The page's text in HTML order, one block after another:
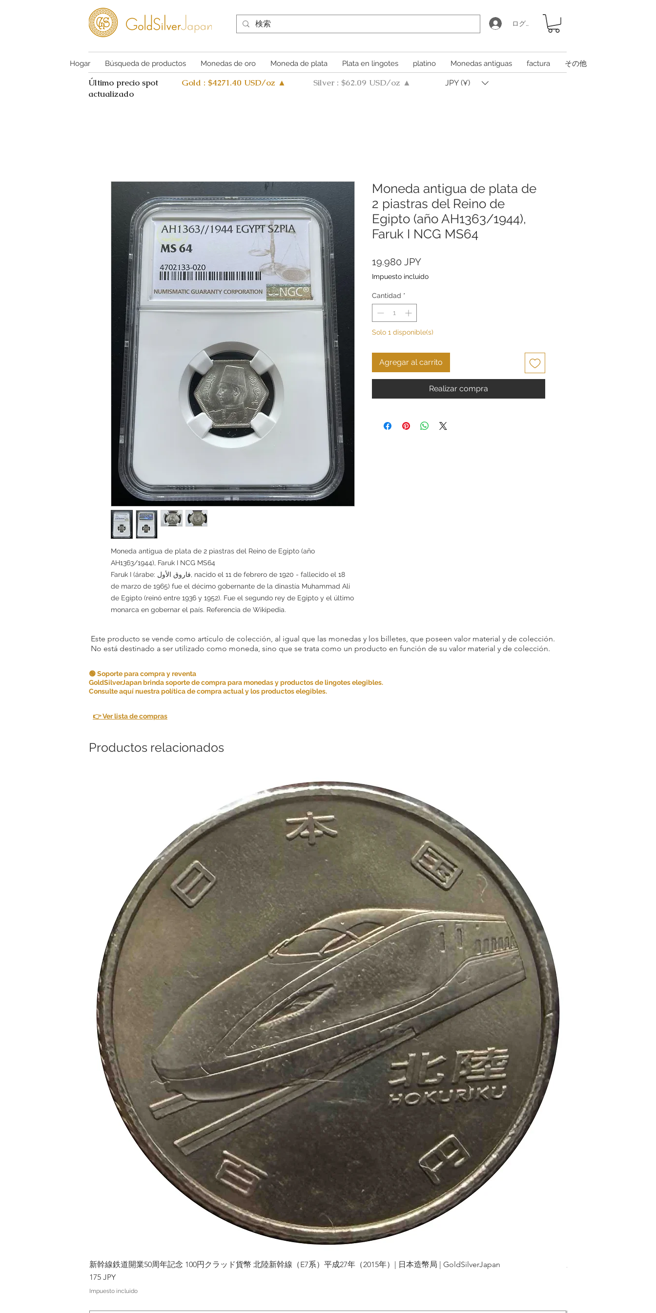
ログイン
Hogar Búsqueda de productos Monedas de oro Moneda de plata Plata en lingotes platino Monedas antiguas factura その他
Último precio spot
actualizado
Gold : $4271.40 USD/oz ▲ Silver : $62.09 USD/oz ▲ JPY (¥)
Moneda antigua de plata de 2 piastras del Reino de Egipto (año
AH1363/1944), Faruk I NCG MS64
Faruk I (árabe: فاروق الأول, nacido el 11 de febrero de 1920 - fallecido el 18
de marzo de 1965) fue el décimo gobernante de la dinastía Muhammad Ali
de Egipto (reinó entre 1936 y 1952). Fue el segundo rey de Egipto y el último
monarca en gobernar el país. Referencia de Wikipedia.
Moneda antigua de plata de
2 piastras del Reino de
Egipto (año AH1363/1944),
Faruk I NCG MS64
19.980 JPYPrecio
Impuesto incluido
Cantidad *
Solo 1 disponible(s)
Agregar al carrito
Realizar compra
Este producto se vende como artículo de colección, al igual que las monedas y los billetes, que poseen valor material y de colección.
No está destinado a ser utilizado como moneda, sino que se trata como un producto en función de su valor material y de colección.
🟢 Soporte para compra y reventa
GoldSilverJapan brinda soporte de compra para monedas y productos de lingotes elegibles.
Consulte aquí nuestra política de compra actual y los productos elegibles.
👉 Ver lista de compras
Productos relacionados
Vista rápida
新幹線鉄道開業50周年記念 100円クラッド貨幣 北陸新幹線（E7系）平成27年（2015年）| 日本造幣局 | GoldSilverJapan
Precio
175 JPY
Impuesto incluido